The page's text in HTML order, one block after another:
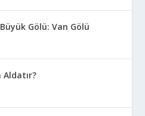
Gölü: Van Gölü
Aldatır?